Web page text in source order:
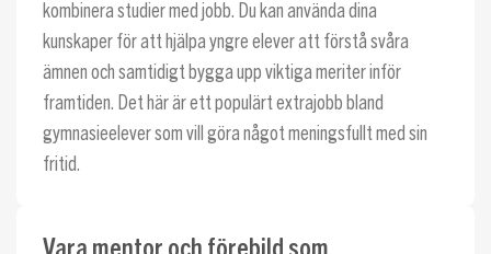
kombinera studier med jobb. Du kan använda dina
kunskaper för att hjälpa yngre elever att förstå svåra
ämnen och samtidigt bygga upp viktiga meriter inför
framtiden. Det här är ett populärt extrajobb bland
gymnasieelever som vill göra något meningsfullt med sin
fritid.